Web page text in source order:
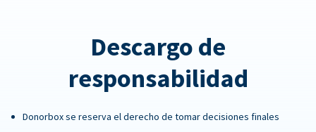
Descargo de
responsabilidad
Donorbox se reserva el derecho de tomar decisiones finales